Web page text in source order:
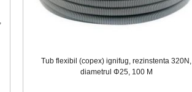
Tub flexibil (copex) ignifug, rezinstenta 320N,
diametrul Φ25, 100 M